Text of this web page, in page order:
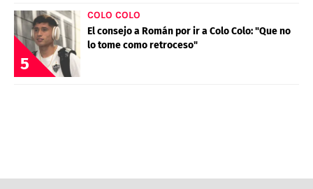
Términos y Condiciones
Políticas de Privacidad
Ad Choices
5
COLO COLO
El consejo a Román por ir a Colo Colo: "Que no
lo tome como retroceso"